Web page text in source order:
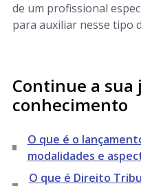
de um profissional
para auxiliar nesse tipo
Continue a sua
conhecimento
O que é o
modalidades e
O que é Direito